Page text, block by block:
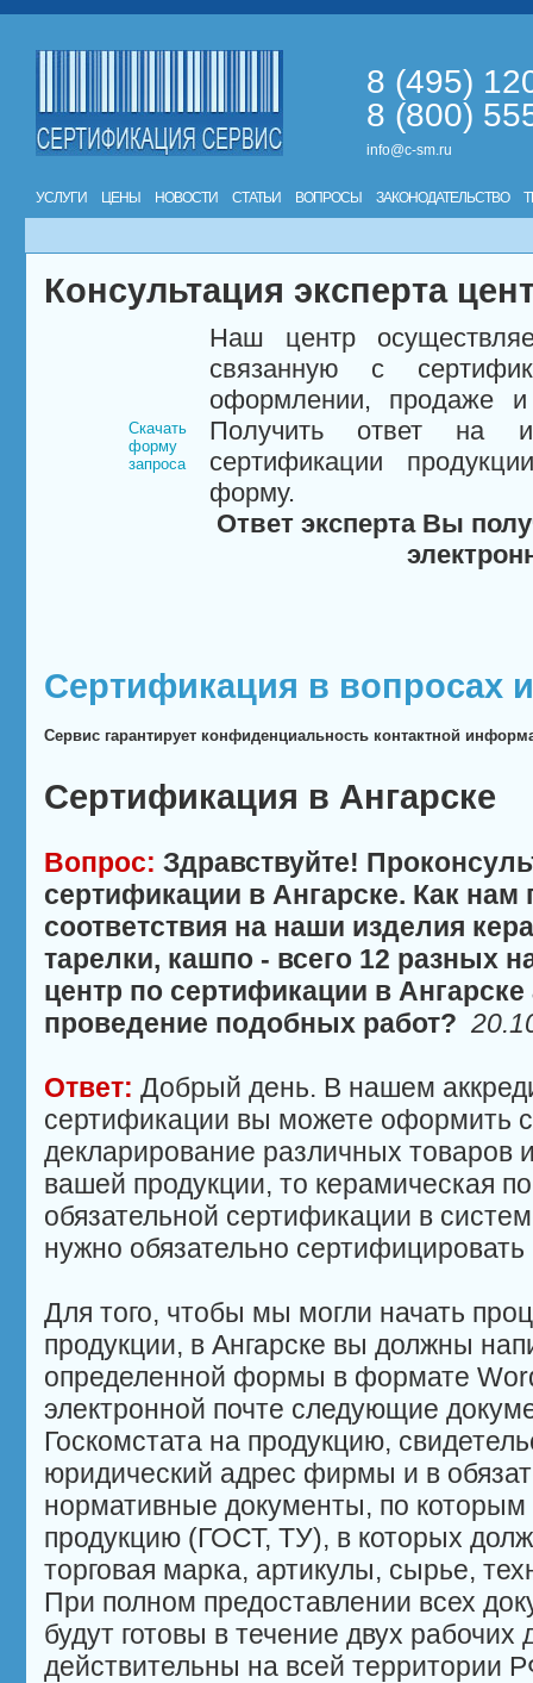
8 (495)
8 (800)
info@c-sm.ru
УСЛУГИ ЦЕНЫ НОВОСТИ СТАТЬИ ВОПРОСЫ ЗАКОНОДАТЕЛЬСТВО
Консультация эксперта
Скачать
форму
запроса
Наш центр
связанную с
оформлении, продаже и
Получить ответ на
сертификации
форму.
Ответ эксперта Вы
Сертификация в вопросах
Сервис гарантирует конфиденциальность контактной
Сертификация в Ангарске
Вопрос: Здравствуйте!
сертификации в Ангарске. Как нам
соответствия на наши изделия
тарелки, кашпо - всего 12 разных
центр по сертификации в Ангарске
проведение подобных работ?
Ответ: Добрый день. В нашем
сертификации вы можете оформить
декларирование различных товаров
вашей продукции, то керамическая
обязательной сертификации в
нужно обязательно
Для того, чтобы мы могли начать
продукции, в Ангарске вы должны
определенной формы в формате
электронной почте следующие
Госкомстата на продукцию,
юридический адрес фирмы и в
нормативные документы, по
продукцию (ГОСТ, ТУ), в которых
торговая марка, артикулы, сырье,
При полном предоставлении всех
будут готовы в течение двух рабочих
действительны на всей территории